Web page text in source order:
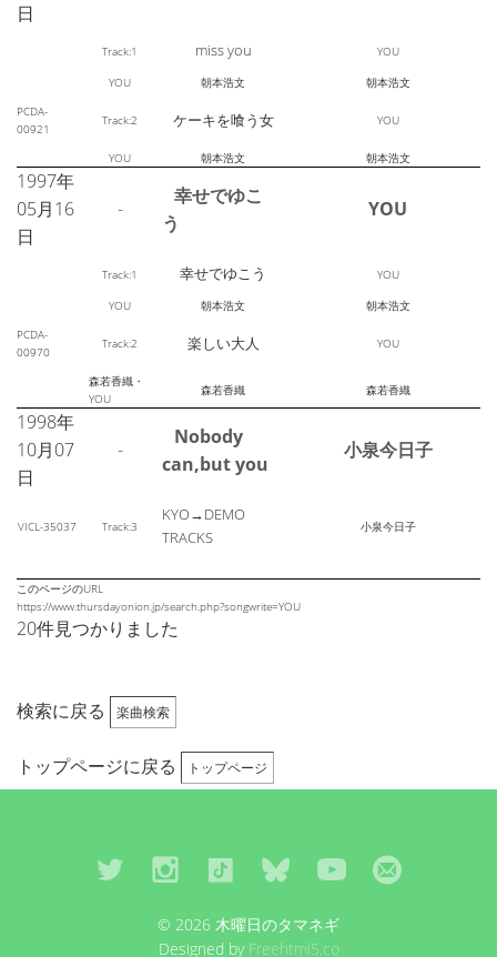
日
Track:1 miss you YOU
YOU 朝本浩文
朝本浩文
PCDA-
00921
Track:2 ケーキを喰う女 YOU
YOU 朝本浩文 朝本浩文
1997年
05月16
日
-
幸せでゆこ
う
YOU
Track:1 幸せでゆこう YOU
YOU 朝本浩文
朝本浩文
PCDA-
00970
Track:2 楽しい大人 YOU
森若香織・
YOU
森若香織 森若香織
1998年
10月07
日
-
Nobody
can,but you
小泉今日子
VICL-35037 Track:3
KYO→DEMO
TRACKS
小泉今日子
このページのURL
https://www.thursdayonion.jp/search.php?songwrite=YOU
20件見つかりました
検索に戻る 楽曲検索
トップページに戻る トップページ
© 2026 木曜日のタマネギ
Designed by Freehtml5.co